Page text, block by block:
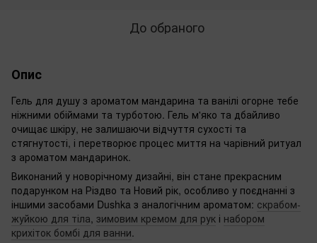
До обраного
Опис
Гель для душу з ароматом мандарина та ванілі огорне тебе
ніжними обіймами та турботою. Гель м'яко та дбайливо
очищає шкіру, не залишаючи відчуття сухості та
стягнутості, і перетворює процес миття на чарівний ритуал
з ароматом мандаринок.
Виконаний у новорічному дизайні, він стане прекрасним
подарунком на Різдво та Новий рік, особливо у поєднанні з
іншими засобами Dushka з аналогічним ароматом: скрабом-
жуйкою для тіла, зимовим кремом для рук і набором
крихіток бомбі для ванни.